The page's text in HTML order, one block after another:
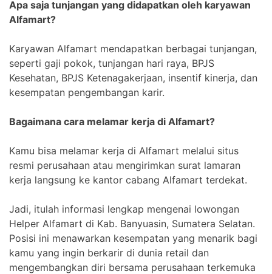
Apa saja tunjangan yang didapatkan oleh karyawan
Alfamart?
Karyawan Alfamart mendapatkan berbagai tunjangan,
seperti gaji pokok, tunjangan hari raya, BPJS
Kesehatan, BPJS Ketenagakerjaan, insentif kinerja, dan
kesempatan pengembangan karir.
Bagaimana cara melamar kerja di Alfamart?
Kamu bisa melamar kerja di Alfamart melalui situs
resmi perusahaan atau mengirimkan surat lamaran
kerja langsung ke kantor cabang Alfamart terdekat.
Jadi, itulah informasi lengkap mengenai lowongan
Helper Alfamart di Kab. Banyuasin, Sumatera Selatan.
Posisi ini menawarkan kesempatan yang menarik bagi
kamu yang ingin berkarir di dunia retail dan
mengembangkan diri bersama perusahaan terkemuka